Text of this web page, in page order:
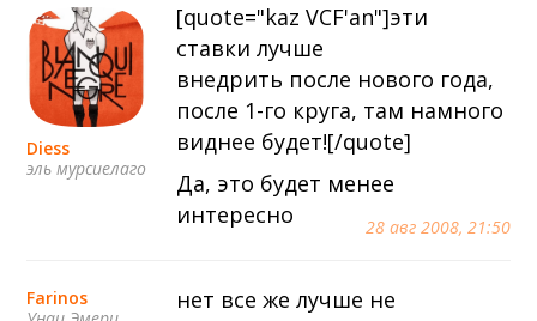
Diess
эль мурсиелаго
28 авг 2008, 21:50
[quote="kaz VCF'an"]эти
ставки лучше
внедрить после нового года,
после 1-го круга, там намного
виднее будет![/quote]
Да, это будет менее
интересно
Farinos
нет все же лучше не